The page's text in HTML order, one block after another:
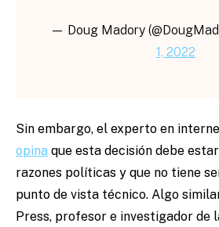
— Doug Madory
1, 2022
Sin embargo, el experto en
opina que esta decisión debe
razones políticas y que no tiene
punto de vista técnico. Algo
Press, profesor e investigador de